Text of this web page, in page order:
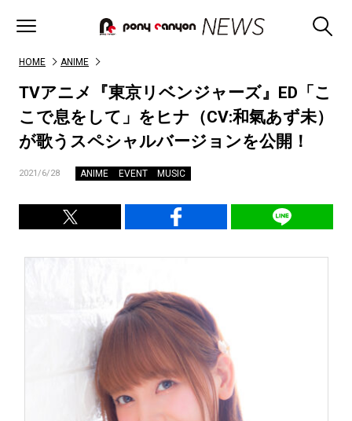
HOME ANIME
TVアニメ『東京リベンジャーズ』ED「こ
こで息をして」をヒナ（CV:和氣あず未）
が歌うスペシャルバージョンを公開！
2021/6/28 ANIME EVENT MUSIC